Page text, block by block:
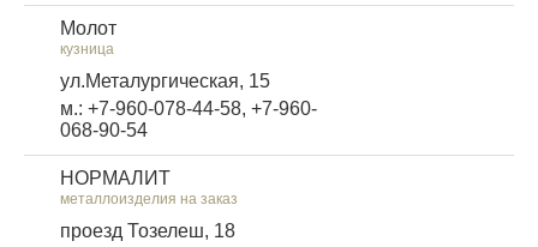
Молот
кузница
ул.Металургическая, 15
м.: +7-960-078-44-58, +7-960-
068-90-54
НОРМАЛИТ
металлоизделия на заказ
проезд Тозелеш, 18